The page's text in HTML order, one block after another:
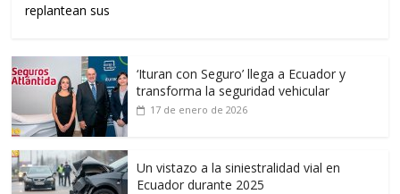
replantean sus
‘Ituran con Seguro’ llega a Ecuador y
transforma la seguridad vehicular
17 de enero de 2026
Un vistazo a la siniestralidad vial en
Ecuador durante 2025